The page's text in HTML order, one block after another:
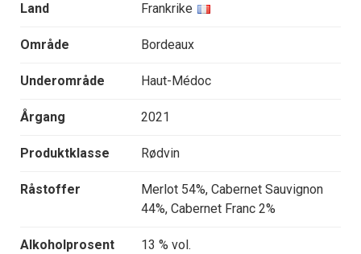
Land Frankrike
Område Bordeaux
Underområde Haut-Médoc
Årgang 2021
Produktklasse Rødvin
Råstoffer
Merlot 54%, Cabernet Sauvignon
44%, Cabernet Franc 2%
Alkoholprosent 13 % vol.